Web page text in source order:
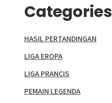
Categories
HASIL PERTANDINGAN
LIGA EROPA
LIGA PRANCIS
PEMAIN LEGENDA